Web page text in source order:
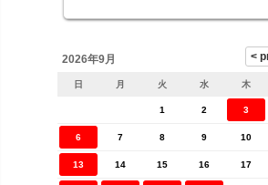
2026年9月
日 月 火 水 木
1 2 3
6 7 8 9 10
13 14 15 16 17